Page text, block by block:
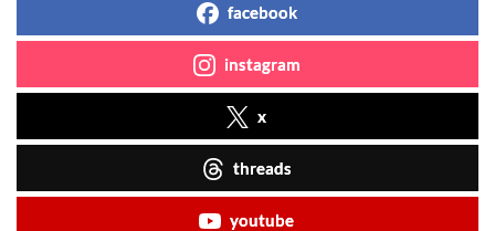
facebook
instagram
x
threads
youtube